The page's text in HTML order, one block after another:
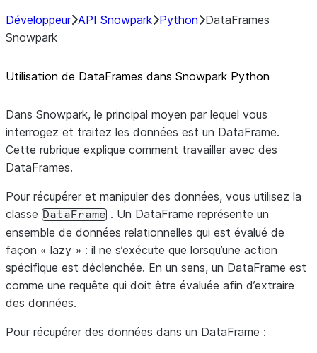
Développeur API Snowpark Python DataFrames
Snowpark
Utilisation de DataFrames dans Snowpark Python
Dans Snowpark, le principal moyen par lequel vous
interrogez et traitez les données est un DataFrame.
Cette rubrique explique comment travailler avec des
DataFrames.
Pour récupérer et manipuler des données, vous utilisez la
classe DataFrame . Un DataFrame représente un
ensemble de données relationnelles qui est évalué de
façon « lazy » : il ne s’exécute que lorsqu’une action
spécifique est déclenchée. En un sens, un DataFrame est
comme une requête qui doit être évaluée afin d’extraire
des données.
Pour récupérer des données dans un DataFrame :